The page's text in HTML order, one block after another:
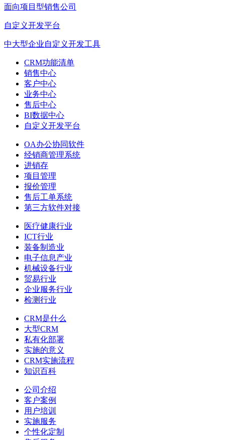
面向项目型销售公司
自定义开发平台
中大型企业自定义开发工具
CRM功能清单
销售中心
客户中心
业务中心
售后中心
BI数据中心
自定义开发平台
OA办公协同软件
经销商管理系统
进销存
项目管理
报价管理
售后工单系统
第三方软件对接
医疗健康行业
ICT行业
装备制造业
电子信息产业
机械设备行业
贸易行业
企业服务行业
检测行业
CRM是什么
大型CRM
私有化部署
实施的意义
CRM实施流程
知识百科
公司介绍
客户案例
用户培训
实施服务
个性化定制